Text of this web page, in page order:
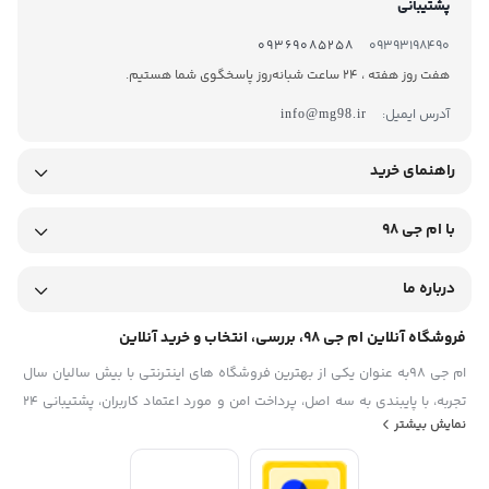
پشتیبانی
09393198490
09369085258
هفت روز هفته ، 24 ساعت شبانه‌روز پاسخگوی شما هستیم.
آدرس ایمیل:
info@mg98.ir
راهنمای خرید
با ام جی 98
درباره ما
فروشگاه آنلاین ام جی 98، بررسی، انتخاب و خرید آنلاین
ام جی 98به عنوان یکی از بهترین فروشگاه های اینترنتی با بیش سالیان سال
تجربه، با پایبندی به سه اصل، پرداخت امن و مورد اعتماد کاربران، پشتیبانی 24
ساعته و تضمین اصل‌بودن کالا موفق شده تا همگام با فروشگاه‌های معتبر
ایران، به یکی از بهترین فروشگاه اینترنتی ایران تبدیل شود. به محض ورود به
نمایش بیشتر